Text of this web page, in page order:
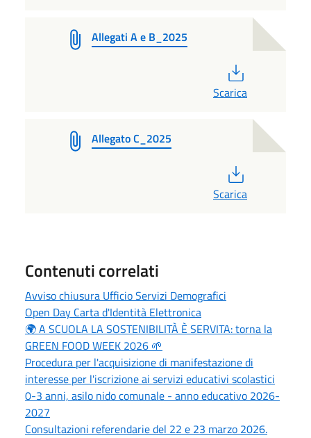
Allegati A e B_2025
Scarica
Allegato C_2025
Scarica
Contenuti correlati
Avviso chiusura Ufficio Servizi Demografici
Open Day Carta d'Identità Elettronica
🌍 A SCUOLA LA SOSTENIBILITÀ È SERVITA: torna la
GREEN FOOD WEEK 2026 🌱
Procedura per l'acquisizione di manifestazione di
interesse per l'iscrizione ai servizi educativi scolastici
0-3 anni, asilo nido comunale - anno educativo 2026-
2027
Consultazioni referendarie del 22 e 23 marzo 2026.